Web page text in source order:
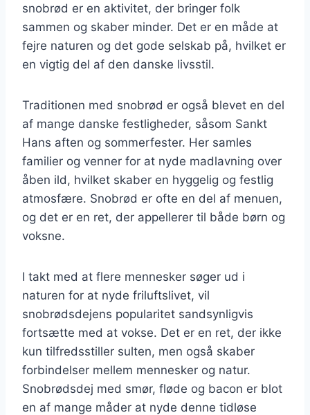
snobrød er en aktivitet, der bringer folk
sammen og skaber minder. Det er en måde at
fejre naturen og det gode selskab på, hvilket er
en vigtig del af den danske livsstil.
Traditionen med snobrød er også blevet en del
af mange danske festligheder, såsom Sankt
Hans aften og sommerfester. Her samles
familier og venner for at nyde madlavning over
åben ild, hvilket skaber en hyggelig og festlig
atmosfære. Snobrød er ofte en del af menuen,
og det er en ret, der appellerer til både børn og
voksne.
I takt med at flere mennesker søger ud i
naturen for at nyde friluftslivet, vil
snobrødsdejens popularitet sandsynligvis
fortsætte med at vokse. Det er en ret, der ikke
kun tilfredsstiller sulten, men også skaber
forbindelser mellem mennesker og natur.
Snobrødsdej med smør, fløde og bacon er blot
en af mange måder at nyde denne tidløse